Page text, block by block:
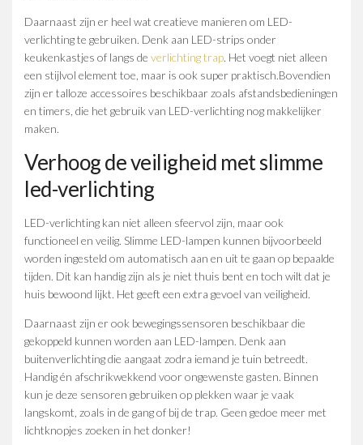
Daarnaast zijn er heel wat creatieve manieren om LED-
verlichting te gebruiken. Denk aan LED-strips onder
keukenkastjes of langs de verlichting trap. Het voegt niet alleen
een stijlvol element toe, maar is ook super praktisch.Bovendien
zijn er talloze accessoires beschikbaar zoals afstandsbedieningen
en timers, die het gebruik van LED-verlichting nog makkelijker
maken.
Verhoog de veiligheid met slimme
led-verlichting
LED-verlichting kan niet alleen sfeervol zijn, maar ook
functioneel en veilig. Slimme LED-lampen kunnen bijvoorbeeld
worden ingesteld om automatisch aan en uit te gaan op bepaalde
tijden. Dit kan handig zijn als je niet thuis bent en toch wilt dat je
huis bewoond lijkt. Het geeft een extra gevoel van veiligheid.
Daarnaast zijn er ook bewegingssensoren beschikbaar die
gekoppeld kunnen worden aan LED-lampen. Denk aan
buitenverlichting die aangaat zodra iemand je tuin betreedt.
Handig én afschrikwekkend voor ongewenste gasten. Binnen
kun je deze sensoren gebruiken op plekken waar je vaak
langskomt, zoals in de gang of bij de trap. Geen gedoe meer met
lichtknopjes zoeken in het donker!